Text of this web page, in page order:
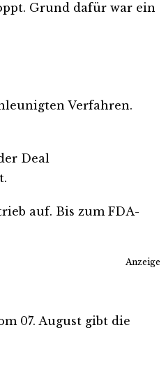
Grund dafür war ein
Verfahren.
Deal
auf. Bis zum FDA-
Anzeige
07. August gibt die